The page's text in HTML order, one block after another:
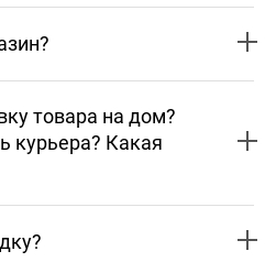
товара на дом?
курьера? Какая